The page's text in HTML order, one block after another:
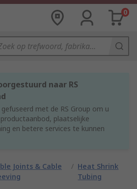
0
naar RS
met de RS Group om u
plaatselijke
en betere services te kunnen
Joints & Cable
/ Heat Shrink
Tubing